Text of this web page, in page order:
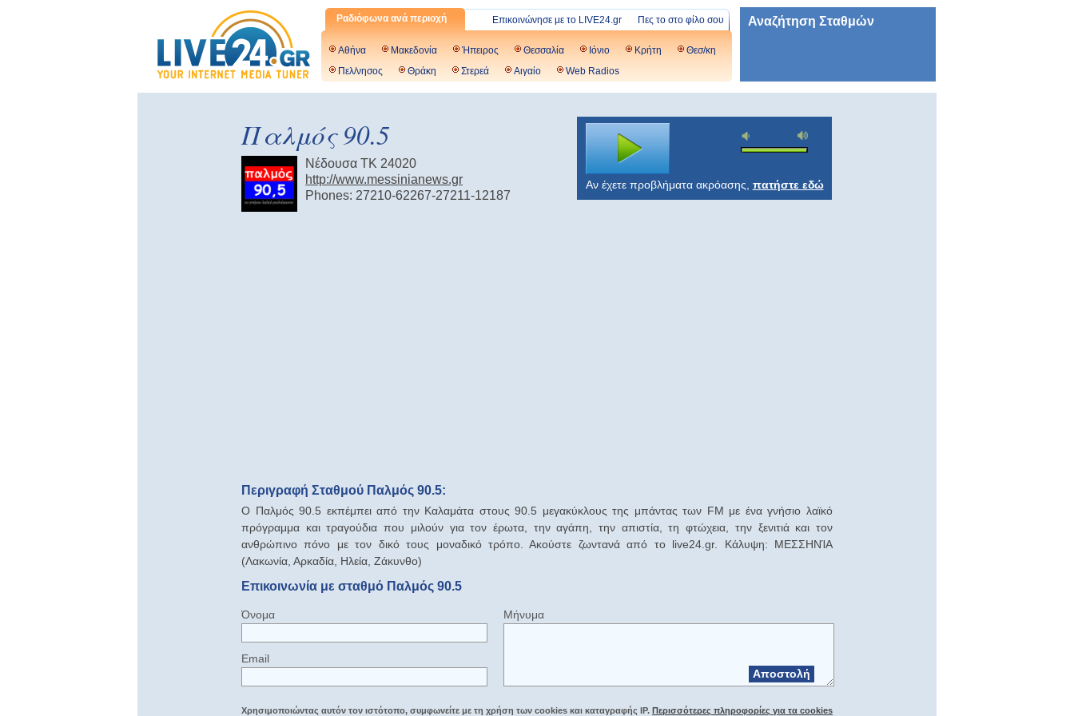
Ραδιόφωνα ανά περιοχή Πες το στο φίλο σου
Επικοινώνησε με το LIVE24.gr
Αθήνα Μακεδονία Ήπειρος Θεσσαλία Ιόνιο Κρήτη
Θεσ/κη
Πελ/νησος
Θράκη Στερεά Αιγαίο Web Radios
Αναζήτηση Σταθμών
Παλμός 90.5
Νέδουσα ΤΚ 24020
http://www.messinianews.gr
Phones: 27210-62267-27211-12187
Αν έχετε προβλήματα ακρόασης, πατήστε εδώ
Περιγραφή Σταθμού Παλμός 90.5:
Ο Παλμός 90.5 εκπέμπει από την Καλαμάτα στους 90.5 μεγακύκλους της μπάντας των FM με ένα γνήσιο λαϊκό
πρόγραμμα και τραγούδια που μιλούν για τον έρωτα, την αγάπη, την απιστία, τη φτώχεια, την ξενιτιά και τον
ανθρώπινο πόνο με τον δικό τους μοναδικό τρόπο. Ακούστε ζωντανά από το live24.gr. Κάλυψη: ΜΕΣΣΗΝΊΑ
(Λακωνία, Αρκαδία, Ηλεία, Ζάκυνθο)
Επικοινωνία με σταθμό Παλμός 90.5
Όνομα
Email
Μήνυμα
Αποστολή
Χρησιμοποιώντας αυτόν τον ιστότοπο, συμφωνείτε με τη χρήση των cookies και καταγραφής IP. Περισσότερες πληροφορίες για τα cookies